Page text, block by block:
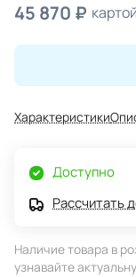
45 870 ₽ картой
Характеристики
Доступно
Рассчитать
Наличие товара в
узнавайте